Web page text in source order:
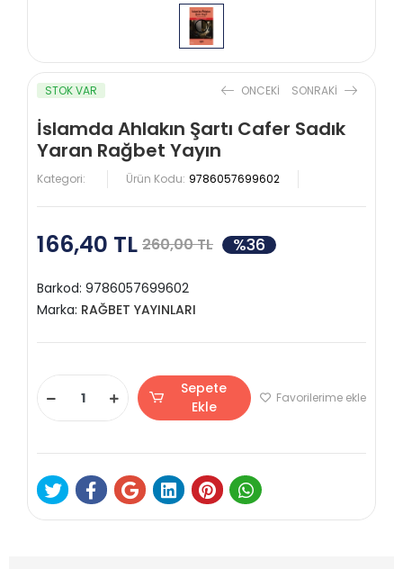
STOK VAR ONCEKI SONRAKI
İslamda Ahlakın Şartı Cafer Sadık
Yaran Rağbet Yayın
Kategori: Ürün Kodu: 9786057699602
166,40 TL 260,00 TL %36
Barkod: 9786057699602
Marka: RAĞBET YAYINLARI
Sepete
Ekle
Favorilerime ekle